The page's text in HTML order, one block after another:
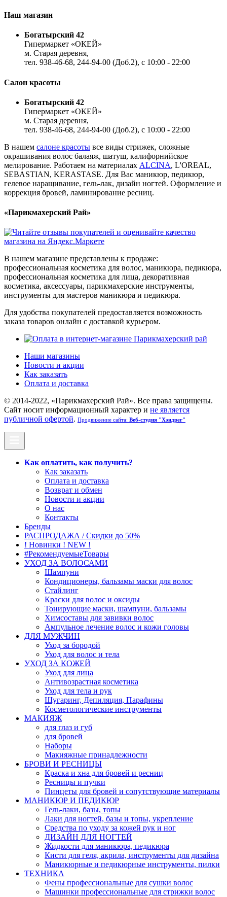
Наш магазин
Богатырский 42
Гипермаркет «ОКЕЙ»
м. Старая деревня,
тел. 938-46-68, 244-94-00 (Доб.2), c 10:00 - 22:00
Салон красоты
Богатырский 42
Гипермаркет «ОКЕЙ»
м. Старая деревня,
тел. 938-46-68, 244-94-00 (Доб.2), c 10:00 - 22:00
В нашем салоне красоты все виды стрижек, сложные
окрашивания волос балаяж, шатуш, калифорнийское
мелирование. Работаем на материалах ALCINA, L'OREAL,
SEBASTIAN, KERASTASE. Для Вас маникюр, педикюр,
гелевое наращивание, гель-лак, дизайн ногтей. Оформление и
коррекция бровей, ламинирование ресниц.
«Парикмахерский Рай»
В нашем магазине представлены к продаже:
профессиональная косметика для волос, маникюра, педикюра,
профессиональная косметика для лица, декоративная
косметика, аксессуары, парикмахерские инструменты,
инструменты для мастеров маникюра и педикюра.
Для удобства покупателей предоставляется возможность
заказа товаров онлайн с доставкой курьером.
Наши магазины
Новости и акции
Как заказать
Оплата и доставка
© 2014-2022, «Парикмахерский Рай». Все права защищены.
Cайт носит информационный характер и не является
публичной офертой. Продвижение сайта: Веб-студия "Хэндрег"
Как оплатить, как получить?
Как заказать
Оплата и доставка
Возврат и обмен
Новости и акции
О нас
Контакты
Бренды
РАСПРОДАЖА / Скидки до 50%
! Новинки ! NEW !
#РекомендуемыеТовары
УХОД ЗА ВОЛОСАМИ
Шампуни
Кондиционеры, бальзамы маски для волос
Стайлинг
Краски для волос и оксиды
Тонирующие маски, шампуни, бальзамы
Химсоставы для завивки волос
Ампульное лечение волос и кожи головы
ДЛЯ МУЖЧИН
Уход за бородой
Уход для волос и тела
УХОД ЗА КОЖЕЙ
Уход для лица
Антивозрастная косметика
Уход для тела и рук
Шугаринг, Депиляция, Парафины
Косметологические инструменты
МАКИЯЖ
для глаз и губ
для бровей
Наборы
Макияжные принадлежности
БРОВИ И РЕСНИЦЫ
Краска и хна для бровей и ресниц
Ресницы и пучки
Пинцеты для бровей и сопутствующие материалы
МАНИКЮР И ПЕДИКЮР
Гель-лаки, базы, топы
Лаки для ногтей, базы и топы, укрепление
Средства по уходу за кожей рук и ног
ДИЗАЙН ДЛЯ НОГТЕЙ
Жидкости для маникюра, педикюра
Кисти для геля, акрила, инструменты для дизайна
Маникюрные и педикюрные инструменты, пилки
ТЕХНИКА
Фены профессиональные для сушки волос
Машинки профессиональные для стрижки волос